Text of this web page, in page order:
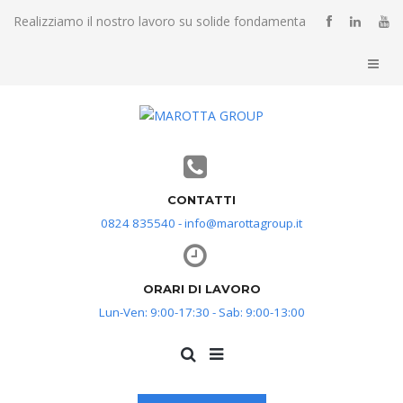
Realizziamo il nostro lavoro su solide fondamenta
CONTATTI
0824 835540 - info@marottagroup.it
ORARI DI LAVORO
Lun-Ven: 9:00-17:30 - Sab: 9:00-13:00